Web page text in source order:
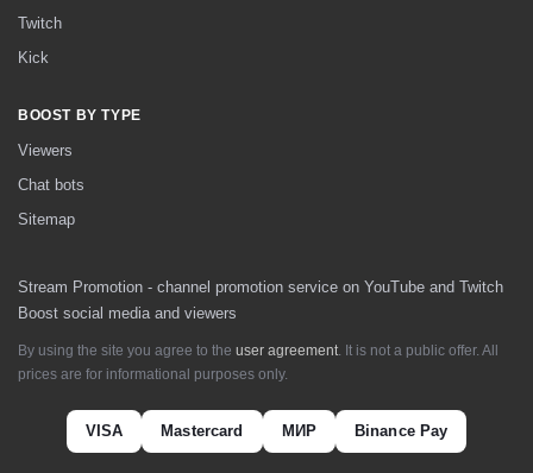
Twitch
Kick
BOOST BY TYPE
Viewers
Chat bots
Sitemap
Stream Promotion - channel promotion service on YouTube and Twitch
Boost social media and viewers
By using the site you agree to the user agreement . It is not a public offer. All
prices are for informational purposes only.
VISA Mastercard МИР Binance Pay